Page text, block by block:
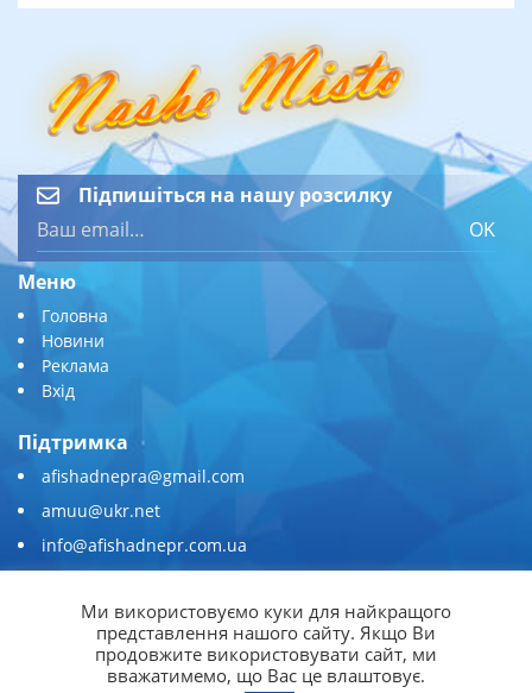
Підпишіться на нашу розсилку
OK
Меню
Головна
Новини
Реклама
Вхід
Підтримка
afishadnepra@gmail.com
amuu@ukr.net
info@afishadnepr.com.ua
Приєднуйтесь
Ми використовуємо куки для найкращого
представлення нашого сайту. Якщо Ви
продовжите використовувати сайт, ми
вважатимемо, що Вас це влаштовує.